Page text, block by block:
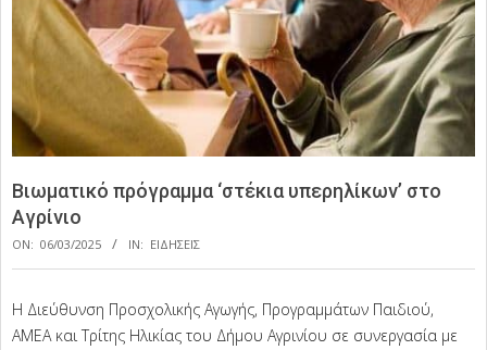
Βιωματικό πρόγραμμα ‘στέκια υπερηλίκων’ στο
Αγρίνιο
ON: 06/03/2025 IN: ΕΙΔΗΣΕΙΣ
Η Διεύθυνση Προσχολικής Αγωγής, Προγραμμάτων Παιδιού,
ΑΜΕΑ και Τρίτης Ηλικίας του Δήμου Αγρινίου σε συνεργασία με